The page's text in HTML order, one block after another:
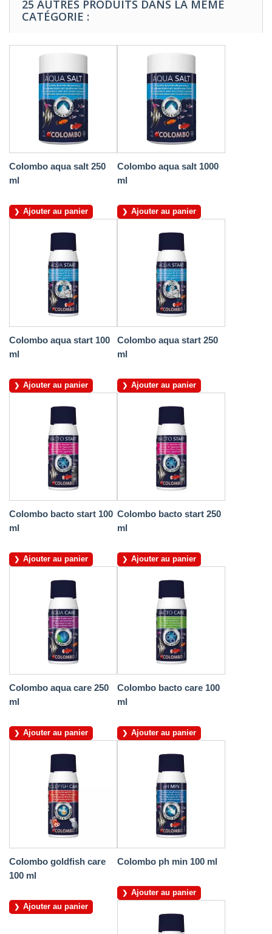
25 AUTRES PRODUITS DANS LA MÊME
CATÉGORIE :
Colombo aqua salt 250
ml
Ajouter au panier
Colombo aqua salt 1000
ml
Ajouter au panier
Colombo aqua start 100
ml
Ajouter au panier
Colombo aqua start 250
ml
Ajouter au panier
Colombo bacto start 100
ml
Ajouter au panier
Colombo bacto start 250
ml
Ajouter au panier
Colombo aqua care 250
ml
Ajouter au panier
Colombo bacto care 100
ml
Ajouter au panier
Colombo goldfish care
100 ml
Ajouter au panier
Colombo ph min 100 ml
Ajouter au panier